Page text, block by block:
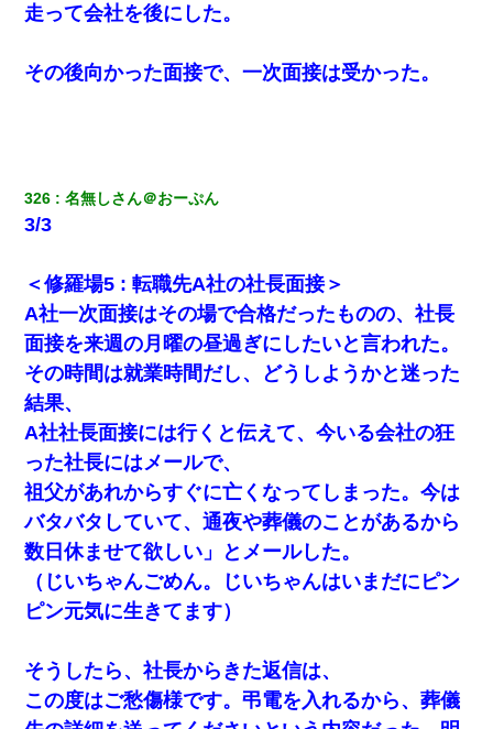
走って会社を後にした。
その後向かった面接で、一次面接は受かった。
326 名無しさん＠おーぷん
3/3
＜修羅場5 : 転職先A社の社長面接＞
A社一次面接はその場で合格だったものの、社長
面接を来週の月曜の昼過ぎにしたいと言われた。
その時間は就業時間だし、どうしようかと迷った
結果、
A社社長面接には行くと伝えて、今いる会社の狂
った社長にはメールで、
祖父があれからすぐに亡くなってしまった。今は
バタバタしていて、通夜や葬儀のことがあるから
数日休ませて欲しい」とメールした。
（じいちゃんごめん。じいちゃんはいまだにピン
ピン元気に生きてます）
そうしたら、社長からきた返信は、
この度はご愁傷様です。弔電を入れるから、葬儀